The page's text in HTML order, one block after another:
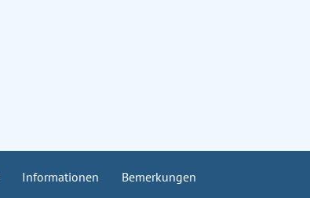
Informationen Bemerkungen